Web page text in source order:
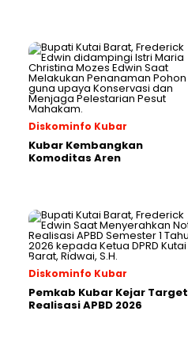
Diskominfo Kubar
Kubar Kembangkan
Komoditas Aren
Diskominfo Kubar
Pemkab Kubar Kejar Target
Realisasi APBD 2026